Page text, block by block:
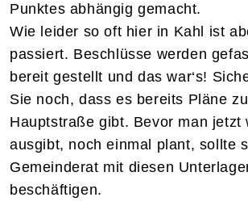
Punktes abhängig gemacht.
Wie leider so oft hier in Kahl ist
passiert. Beschlüsse werden
bereit gestellt und das war‘s!
Sie noch, dass es bereits Pläne
Hauptstraße gibt. Bevor man jetzt
ausgibt, noch einmal plant, sollte
Gemeinderat mit diesen
beschäftigen.